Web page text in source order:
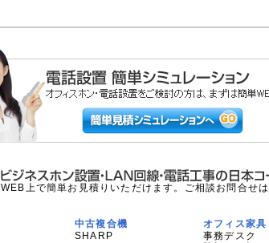
WEB上で簡単お見積りいただけます。ご相談お問合せは
中古複合機
SHARP
オフィス家具
事務デスク